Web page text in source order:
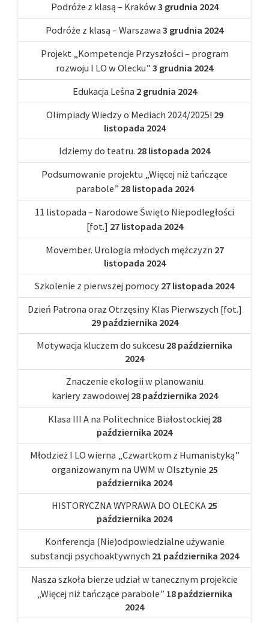
Podróże z klasą – Kraków 3 grudnia 2024
Podróże z klasą – Warszawa 3 grudnia 2024
Projekt „Kompetencje Przyszłości – program
rozwoju I LO w Olecku” 3 grudnia 2024
Edukacja Leśna 2 grudnia 2024
Olimpiady Wiedzy o Mediach 2024/2025! 29
listopada 2024
Idziemy do teatru. 28 listopada 2024
Podsumowanie projektu „Więcej niż tańczące
parabole” 28 listopada 2024
11 listopada – Narodowe Święto Niepodległości
[fot.] 27 listopada 2024
Movember. Urologia młodych mężczyzn 27
listopada 2024
Szkolenie z pierwszej pomocy 27 listopada 2024
Dzień Patrona oraz Otrzęsiny Klas Pierwszych [fot.]
29 października 2024
Motywacja kluczem do sukcesu 28 października
2024
Znaczenie ekologii w planowaniu
kariery zawodowej 28 października 2024
Klasa III A na Politechnice Białostockiej 28
października 2024
Młodzież I LO wierna „Czwartkom z Humanistyką”
organizowanym na UWM w Olsztynie 25
października 2024
HISTORYCZNA WYPRAWA DO OLECKA 25
października 2024
Konferencja (Nie)odpowiedzialne używanie
substancji psychoaktywnych 21 października 2024
Nasza szkoła bierze udział w tanecznym projekcie
„Więcej niż tańczące parabole” 18 października
2024